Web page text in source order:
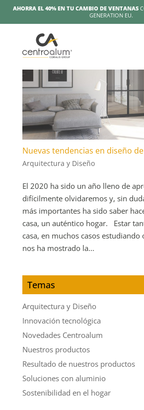
AHORRA EL 40% EN TU CAMBIO DE VENTANAS
GENERATION EU.
Nuevas tendencias en diseño
Arquitectura y Diseño
El 2020 ha sido un año lleno de
difícilmente olvidaremos y, sin
más importantes ha sido saber
casa, un auténtico hogar. Estar
casa, en muchos casos estudiando
nos ha mostrado la...
Temas
Arquitectura y Diseño
Innovación tecnológica
Novedades Centroalum
Nuestros productos
Resultado de nuestros productos
Soluciones con aluminio
Sostenibilidad en el hogar